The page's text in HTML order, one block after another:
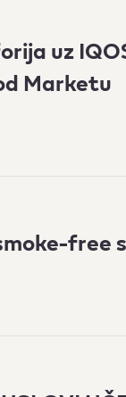
uz
Marketu
free